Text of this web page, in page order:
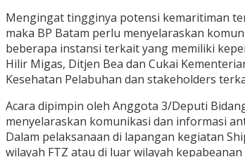
Mengingat tingginya potensi kemaritiman
maka BP Batam perlu menyelaraskan
beberapa instansi terkait yang memiliki
Hilir Migas, Ditjen Bea dan Cukai
Kesehatan Pelabuhan dan stakeholders
Acara dipimpin oleh Anggota 3/Deputi
menyelaraskan komunikasi dan informasi
Dalam pelaksanaan di lapangan kegiatan
wilayah FTZ atau di luar wilayah